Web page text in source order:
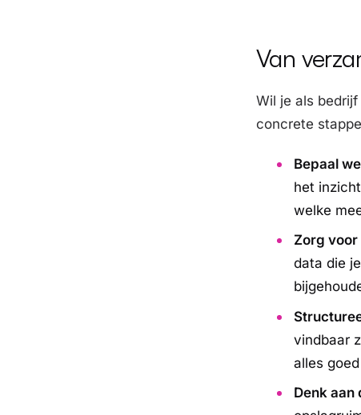
Van
Wil je als
concrete
Bepaal
het
welke
Zorg
data die
vindbaar
alles
Denk aan